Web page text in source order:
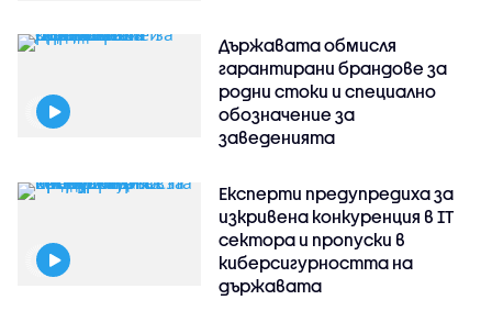
Държавата обмисля
гарантирани брандове за
родни стоки и специално
обозначение за
заведенията
Експерти предупредиха за
изкривена конкуренция в IT
сектора и пропуски в
киберсигурността на
държавата